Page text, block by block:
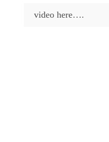
video here….